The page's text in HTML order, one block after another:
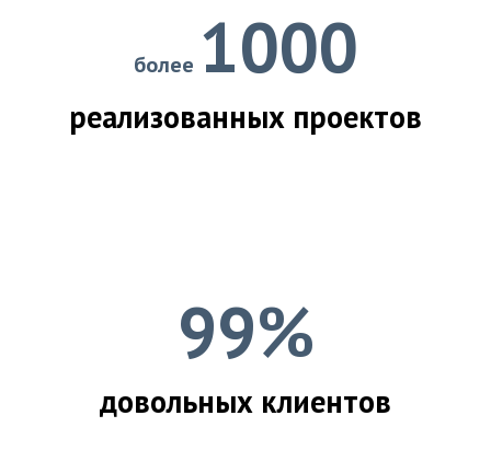
более 1000
реализованных проектов
99%
довольных клиентов